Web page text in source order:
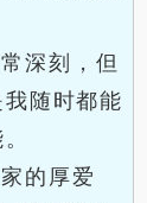
深刻，但
随时都能
的厚爱